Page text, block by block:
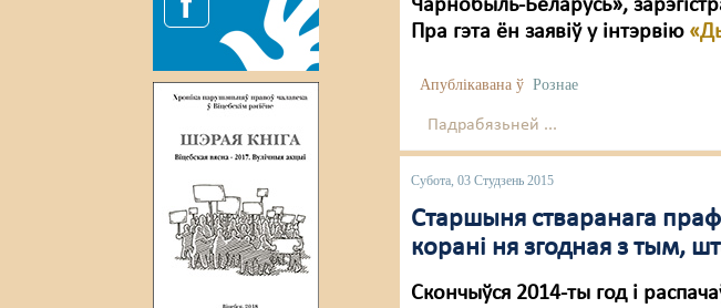
Чарнобыль-Беларусь»,
Пра гэта ён заявіў у інтэрвію
Апублікавана ў Рознае
Падрабязьней ...
Субота, 03 Студзень 2015
Старшыня стваранага
корані ня згодная з тым,
Скончыўся 2014-ты год і